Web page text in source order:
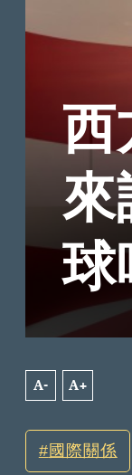
西
來
球
A- A+
國際關係